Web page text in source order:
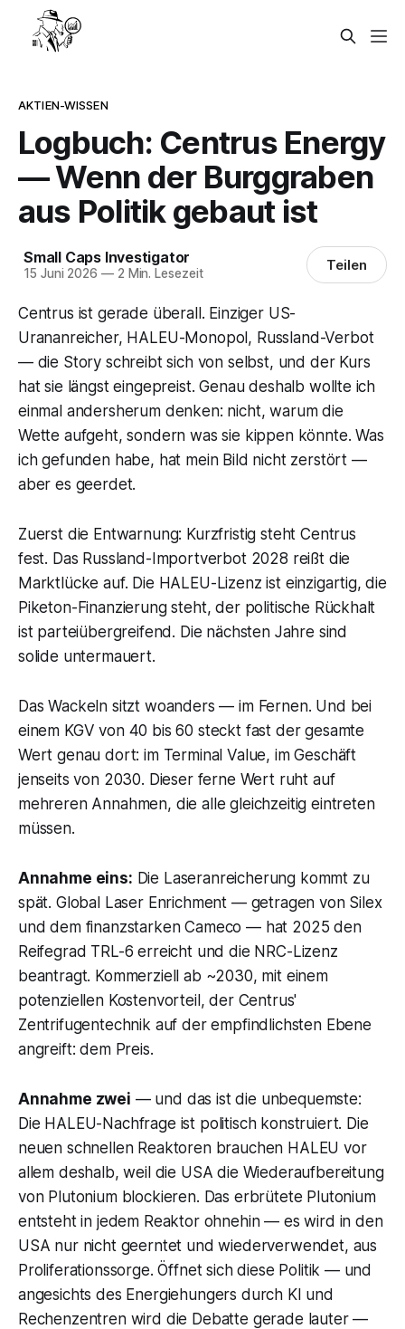
AKTIEN-WISSEN
Logbuch: Centrus Energy
— Wenn der Burggraben
aus Politik gebaut ist
Small Caps Investigator
15 Juni 2026 —2 Min. Lesezeit Teilen
Centrus ist gerade überall. Einziger US-
Urananreicher, HALEU-Monopol, Russland-Verbot
— die Story schreibt sich von selbst, und der Kurs
hat sie längst eingepreist. Genau deshalb wollte ich
einmal andersherum denken: nicht, warum die
Wette aufgeht, sondern was sie kippen könnte. Was
ich gefunden habe, hat mein Bild nicht zerstört —
aber es geerdet.
Zuerst die Entwarnung: Kurzfristig steht Centrus
fest. Das Russland-Importverbot 2028 reißt die
Marktlücke auf. Die HALEU-Lizenz ist einzigartig, die
Piketon-Finanzierung steht, der politische Rückhalt
ist parteiübergreifend. Die nächsten Jahre sind
solide untermauert.
Das Wackeln sitzt woanders — im Fernen. Und bei
einem KGV von 40 bis 60 steckt fast der gesamte
Wert genau dort: im Terminal Value, im Geschäft
jenseits von 2030. Dieser ferne Wert ruht auf
mehreren Annahmen, die alle gleichzeitig eintreten
müssen.
Annahme eins: Die Laseranreicherung kommt zu
spät. Global Laser Enrichment — getragen von Silex
und dem finanzstarken Cameco — hat 2025 den
Reifegrad TRL-6 erreicht und die NRC-Lizenz
beantragt. Kommerziell ab ~2030, mit einem
potenziellen Kostenvorteil, der Centrus'
Zentrifugentechnik auf der empfindlichsten Ebene
angreift: dem Preis.
Annahme zwei — und das ist die unbequemste:
Die HALEU-Nachfrage ist politisch konstruiert. Die
neuen schnellen Reaktoren brauchen HALEU vor
allem deshalb, weil die USA die Wiederaufbereitung
von Plutonium blockieren. Das erbrütete Plutonium
entsteht in jedem Reaktor ohnehin — es wird in den
USA nur nicht geerntet und wiederverwendet, aus
Proliferationssorge. Öffnet sich diese Politik — und
angesichts des Energiehungers durch KI und
Rechenzentren wird die Debatte gerade lauter —